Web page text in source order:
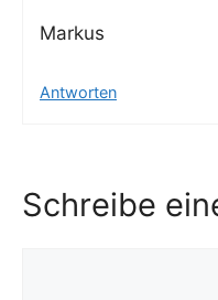
Mar­kus
Antworten
Schreibe